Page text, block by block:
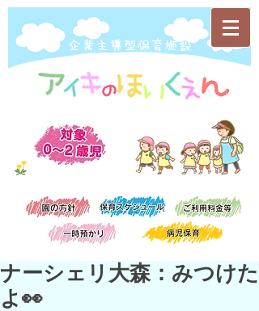
​企業主導型保育施設
ナーシェリ大森：みつけた
よ👀